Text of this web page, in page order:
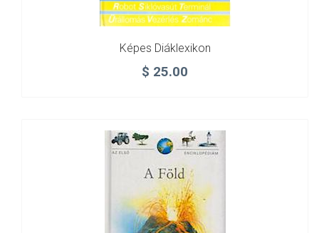
Képes Diáklexikon
$ 25.00